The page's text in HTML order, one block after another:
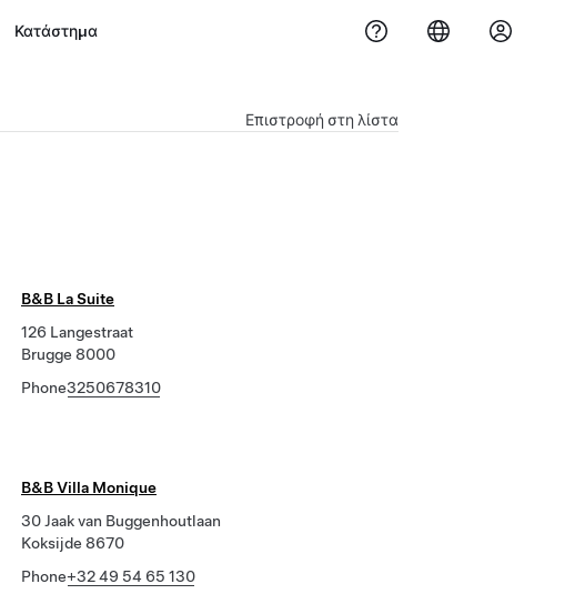
Κατάστημα
Επιστροφή στη λίστα
B&B La Suite
126 Langestraat
Brugge 8000
Phone3250678310
B&B Villa Monique
30 Jaak van Buggenhoutlaan
Koksijde 8670
Phone+32 49 54 65 130